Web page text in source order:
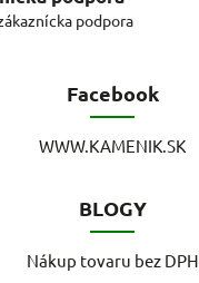
podpora
Facebook
WWW.KAMENIK.SK
BLOGY
Nákup tovaru bez DPH